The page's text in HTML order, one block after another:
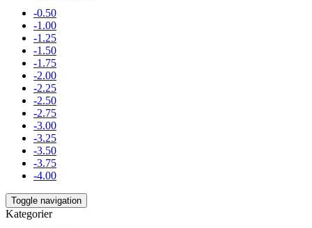
-0.50
-1.00
-1.25
-1.50
-1.75
-2.00
-2.25
-2.50
-2.75
-3.00
-3.25
-3.50
-3.75
-4.00
Toggle navigation
Kategorier